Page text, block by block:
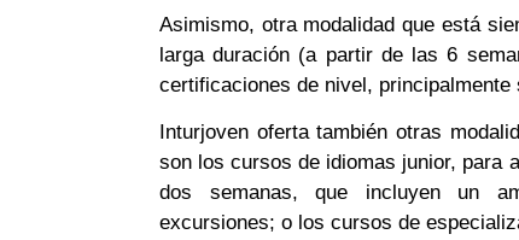
Asimismo, otra modalidad que está
larga duración (a partir de las 6
certificaciones de nivel,
Inturjoven oferta también otras
son los cursos de idiomas junior, para
dos semanas, que incluyen un
excursiones; o los cursos de